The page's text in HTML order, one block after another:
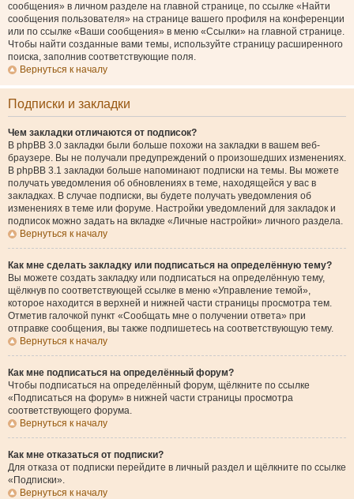
сообщения» в личном разделе на главной странице, по ссылке «Найти
сообщения пользователя» на странице вашего профиля на конференции
или по ссылке «Ваши сообщения» в меню «Ссылки» на главной странице.
Чтобы найти созданные вами темы, используйте страницу расширенного
поиска, заполнив соответствующие поля.
Вернуться к началу
Подписки и закладки
Чем закладки отличаются от подписок?
В phpBB 3.0 закладки были больше похожи на закладки в вашем веб-
браузере. Вы не получали предупреждений о произошедших изменениях.
В phpBB 3.1 закладки больше напоминают подписки на темы. Вы можете
получать уведомления об обновлениях в теме, находящейся у вас в
закладках. В случае подписки, вы будете получать уведомления об
изменениях в теме или форуме. Настройки уведомлений для закладок и
подписок можно задать на вкладке «Личные настройки» личного раздела.
Вернуться к началу
Как мне сделать закладку или подписаться на определённую тему?
Вы можете создать закладку или подписаться на определённую тему,
щёлкнув по соответствующей ссылке в меню «Управление темой»,
которое находится в верхней и нижней части страницы просмотра тем.
Отметив галочкой пункт «Сообщать мне о получении ответа» при
отправке сообщения, вы также подпишетесь на соответствующую тему.
Вернуться к началу
Как мне подписаться на определённый форум?
Чтобы подписаться на определённый форум, щёлкните по ссылке
«Подписаться на форум» в нижней части страницы просмотра
соответствующего форума.
Вернуться к началу
Как мне отказаться от подписки?
Для отказа от подписки перейдите в личный раздел и щёлкните по ссылке
«Подписки».
Вернуться к началу